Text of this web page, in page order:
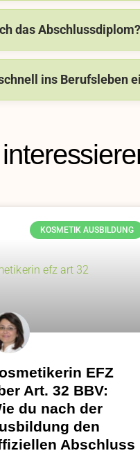
das Abschlussdiplom?
ins Berufsleben
KOSMETIK AUSBILDUNG
EFZ
Art. 32 BBV:
du nach der
den
Abschluss